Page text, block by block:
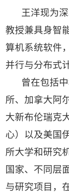
王洋现为
教授兼具身智
算机系统软件
并行与分布式
曾在包括
所、加拿大阿
大新布伦瑞克
心）以及美国
所大学和研究
国家、不同层
与研究项目，